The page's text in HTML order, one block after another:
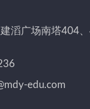
滔广场南塔404
edu.com